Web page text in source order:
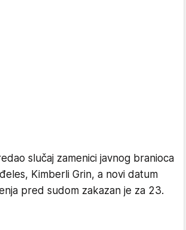
slučaj zamenici javnog branioca
Kimberli Grin, a novi datum
pred sudom zakazan je za 23.